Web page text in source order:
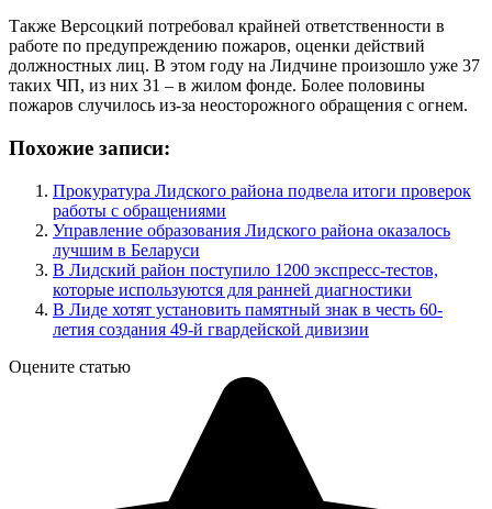
Также Версоцкий потребовал крайней ответственности в
работе по предупреждению пожаров, оценки действий
должностных лиц. В этом году на Лидчине произошло уже 37
таких ЧП, из них 31 – в жилом фонде. Более половины
пожаров случилось из-за неосторожного обращения с огнем.
Похожие записи:
Прокуратура Лидского района подвела итоги проверок
работы с обращениями
Управление образования Лидского района оказалось
лучшим в Беларуси
В Лидский район поступило 1200 экспресс-тестов,
которые используются для ранней диагностики
В Лиде хотят установить памятный знак в честь 60-
летия создания 49-й гвардейской дивизии
Оцените статью